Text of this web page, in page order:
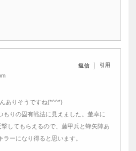
返信 引用
ありそうですね(*^^*)
もりの固有戦法に見えました。董卓に
してもらえるので、藤甲兵と蜂矢陣あ
ーになり得ると思います。